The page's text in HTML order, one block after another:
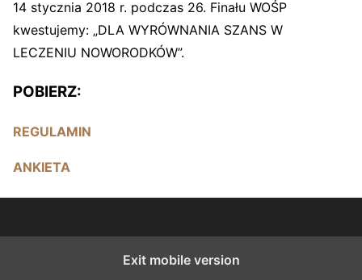
14 stycznia 2018 r. podczas 26. Finału WOŚP
kwestujemy: „DLA WYRÓWNANIA SZANS W
LECZENIU NOWORODKÓW”.
POBIERZ:
REGULAMIN
ANKIETA
Exit mobile version